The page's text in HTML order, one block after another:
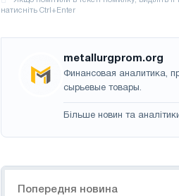
metallurgprom.org
Финансовая аналитика,
сырьевые товары.
Більше новин та
Попередня новина